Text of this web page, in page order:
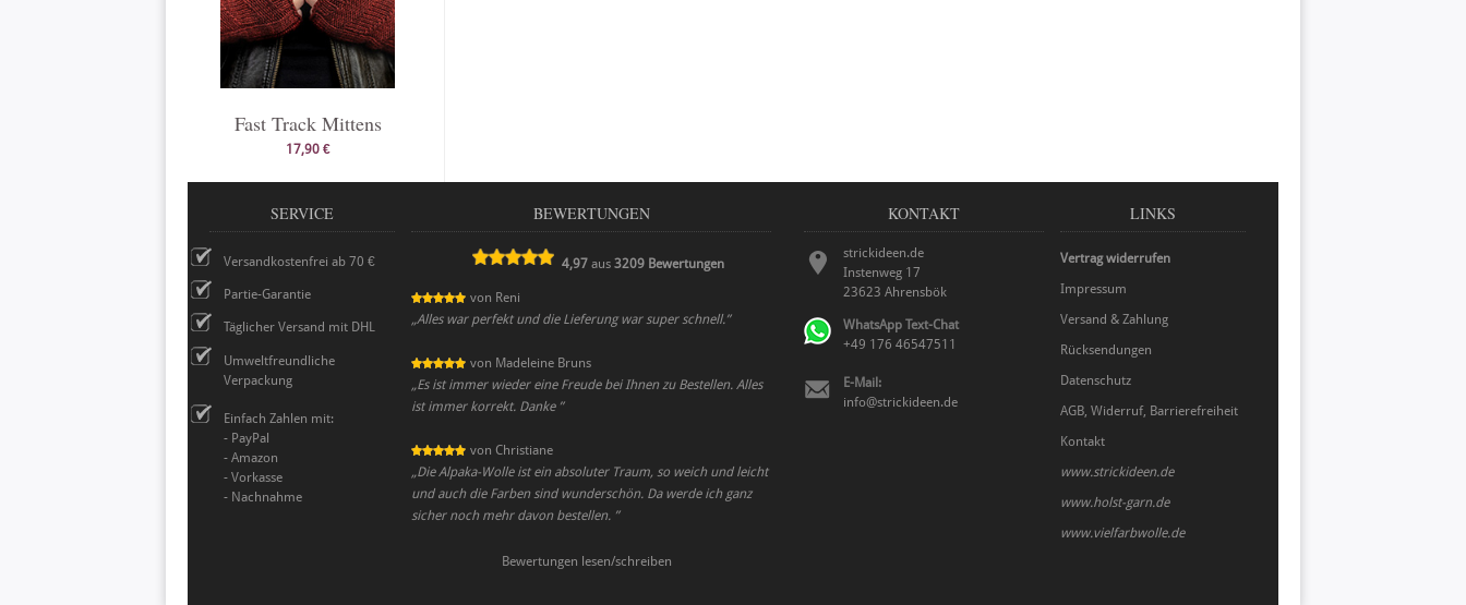
Fast Track Mittens
17,90 €
SERVICE
Versandkostenfrei ab 70 €
Partie-Garantie
Täglicher Versand mit DHL
Umweltfreundliche
Verpackung
Einfach Zahlen mit:
- PayPal
- Amazon
- Vorkasse
- Nachnahme
BEWERTUNGEN
4,97 aus3209 Bewertungen
von Reni
„Alles war perfekt und die Lieferung war super schnell.”
von Madeleine Bruns
„Es ist immer wieder eine Freude bei Ihnen zu Bestellen. Alles
ist immer korrekt. Danke ”
von Christiane
„Die Alpaka-Wolle ist ein absoluter Traum, so weich und leicht
und auch die Farben sind wunderschön. Da werde ich ganz
sicher noch mehr davon bestellen. ”
Bewertungen lesen/schreiben
KONTAKT
strickideen.de
Instenweg 17
23623 Ahrensbök
WhatsApp Text-Chat
+49 176 46547511
E-Mail:
info@strickideen.de
LINKS
Vertrag widerrufen
Impressum
Versand & Zahlung
Rücksendungen
Datenschutz
AGB, Widerruf, Barrierefreiheit
Kontakt
www.strickideen.de
www.holst-garn.de
www.vielfarbwolle.de